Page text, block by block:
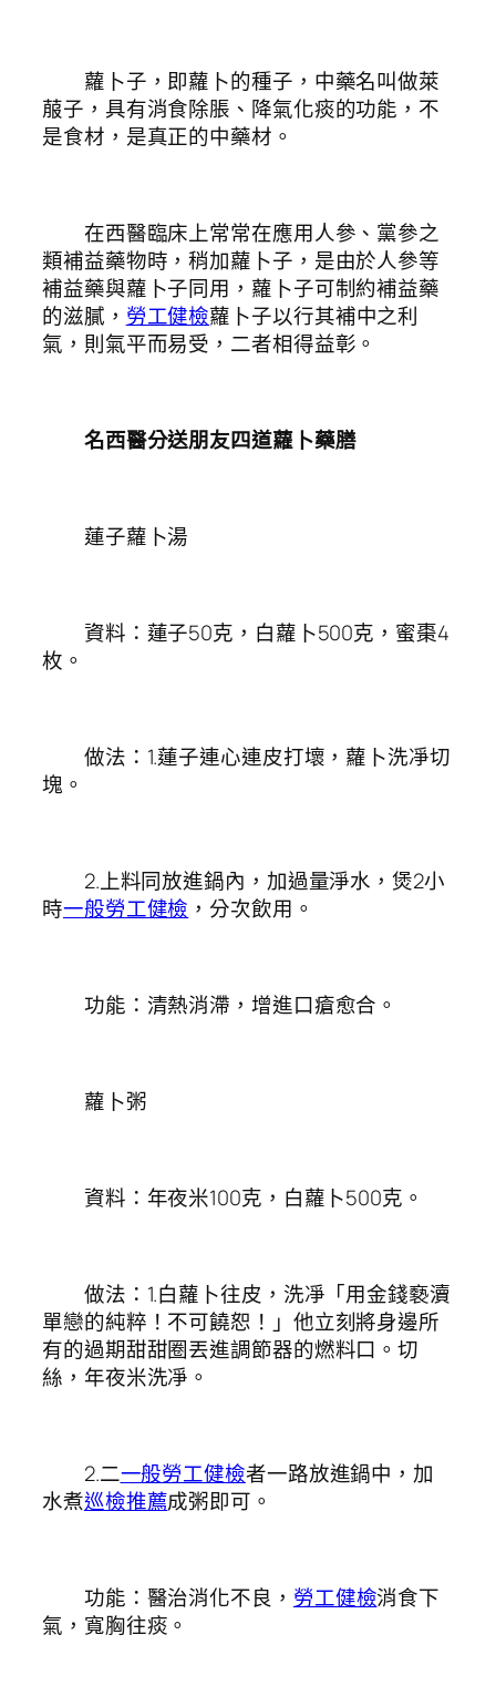
蘿卜子，即蘿卜的種子，中藥名叫做萊
菔子，具有消食除脹、降氣化痰的功能，不
是食材，是真正的中藥材。
在西醫臨床上常常在應用人參、黨參之
類補益藥物時，稍加蘿卜子，是由於人參等
補益藥與蘿卜子同用，蘿卜子可制約補益藥
的滋膩， 勞工健檢蘿卜子以行其補中之利
氣，則氣平而易受，二者相得益彰。
名西醫分送朋友四道蘿卜藥膳
蓮子蘿卜湯
資料：蓮子50克，白蘿卜500克，蜜棗4
枚。
做法：1.蓮子連心連皮打壞，蘿卜洗凈切
塊。
2.上料同放進鍋內，加過量淨水，煲2小
時一般勞工健檢 ，分次飲用。
功能：清熱消滯，增進口瘡愈合。
蘿卜粥
資料：年夜米100克，白蘿卜500克。
做法：1.白蘿卜往皮，洗凈「用金錢褻瀆
單戀的純粹！不可饒恕！」他立刻將身邊所
有的過期甜甜圈丟進調節器的燃料口。切
絲，年夜米洗凈。
2.二一般勞工健檢者一路放進鍋中，加
水煮巡檢推薦成粥即可。
功能：醫治消化不良， 勞工健檢消食下
氣，寬胸往痰。